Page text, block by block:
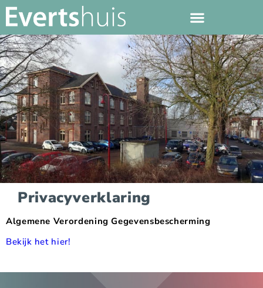
Privacyverklaring
Algemene Verordening Gegevensbescherming
Bekijk het hier!